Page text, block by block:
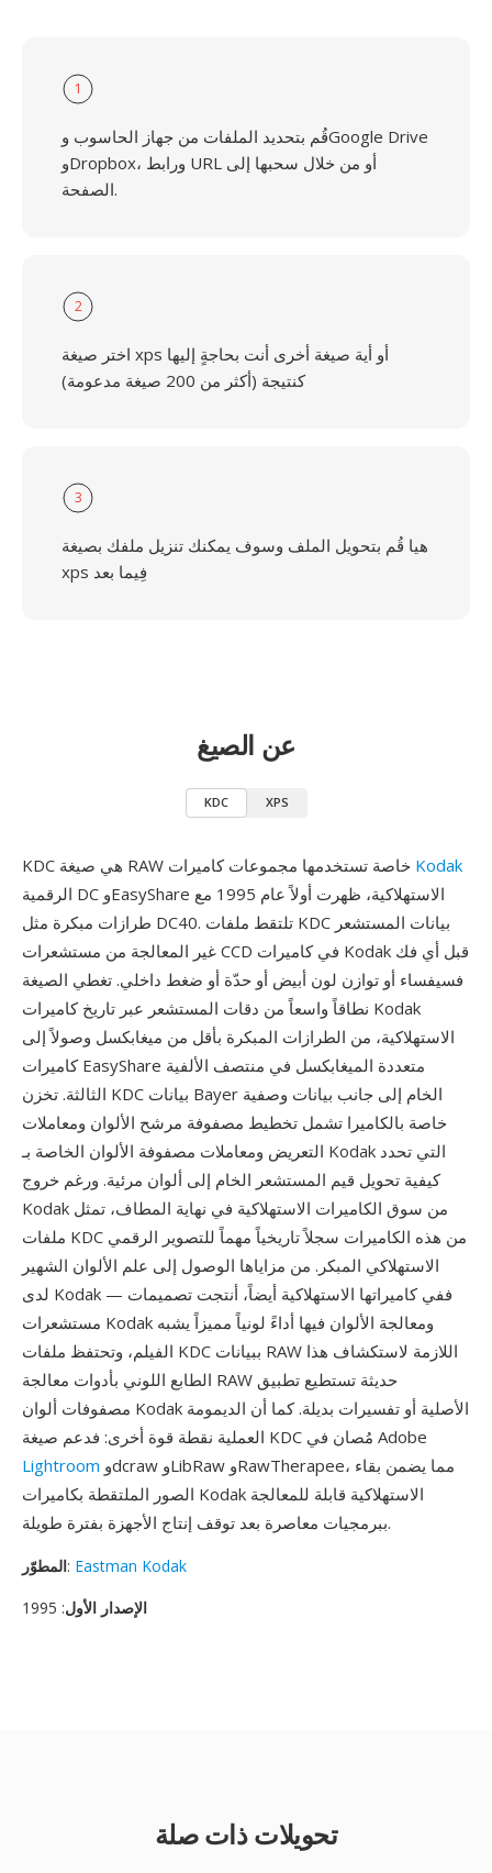
1
قُم بتحديد الملفات من جهاز الحاسوب وGoogle Drive
وDropbox، ورابط URL أو من خلال سحبها إلى
الصفحة.
2
اختر صيغة xps أو أية صيغة أخرى أنت بحاجةٍ إليها
كنتيجة (أكثر من 200 صيغة مدعومة)
3
هيا قُم بتحويل الملف وسوف يمكنك تنزيل ملفك بصيغة
xps فِيما بعد
عن الصيغ
KDC XPS
Kodak
الرقمية DC وEasyShare الاستهلاكية، ظهرت أولاً عام 1995 مع
طرازات مبكرة مثل DC40. تلتقط ملفات KDC بيانات المستشعر
غير المعالجة من مستشعرات CCD في كاميرات Kodak قبل أي فك
فسيفساء أو توازن لون أبيض أو حدّة أو ضغط داخلي. تغطي الصيغة
نطاقاً واسعاً من دقات المستشعر عبر تاريخ كاميرات Kodak
الاستهلاكية، من الطرازات المبكرة بأقل من ميغابكسل وصولاً إلى
كاميرات EasyShare متعددة الميغابكسل في منتصف الألفية
الثالثة. تخزن KDC بيانات Bayer الخام إلى جانب بيانات وصفية
خاصة بالكاميرا تشمل تخطيط مصفوفة مرشح الألوان ومعاملات
التعريض ومعاملات مصفوفة الألوان الخاصة بـ Kodak التي تحدد
كيفية تحويل قيم المستشعر الخام إلى ألوان مرئية. ورغم خروج
Kodak من سوق الكاميرات الاستهلاكية في نهاية المطاف، تمثل
ملفات KDC من هذه الكاميرات سجلاً تاريخياً مهماً للتصوير الرقمي
الاستهلاكي المبكر. من مزاياها الوصول إلى علم الألوان الشهير
لدى Kodak — ففي كاميراتها الاستهلاكية أيضاً، أنتجت تصميمات
مستشعرات Kodak ومعالجة الألوان فيها أداءً لونياً مميزاً يشبه
الفيلم، وتحتفظ ملفات KDC ببيانات RAW اللازمة لاستكشاف هذا
الطابع اللوني بأدوات معالجة RAW حديثة تستطيع تطبيق
مصفوفات ألوان Kodak الأصلية أو تفسيرات بديلة. كما أن الديمومة
العملية نقطة قوة أخرى: فدعم صيغة KDC مُصان في Adobe
Lightroom
الصور الملتقطة بكاميرات Kodak الاستهلاكية قابلة للمعالجة
ببرمجيات معاصرة بعد توقف إنتاج الأجهزة بفترة طويلة.
المطوّر: Eastman Kodak
الإصدار الأول: 1995
تحويلات ذات صلة